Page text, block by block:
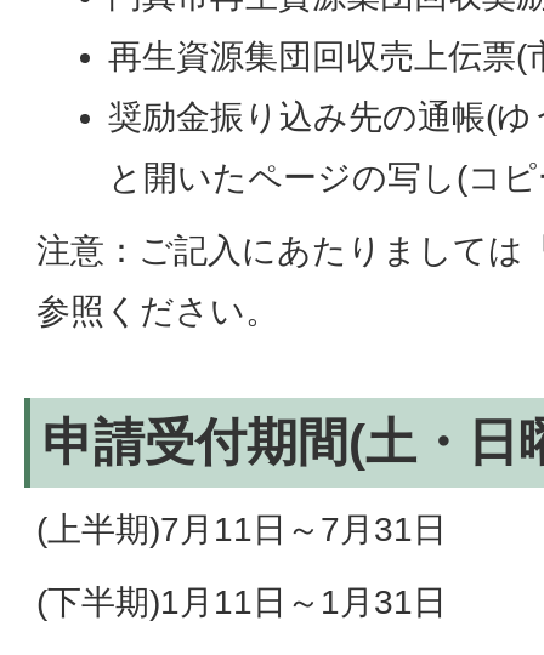
再生資源集団回収売上伝票(
奨励金振り込み先の通帳(
と開いたページの写し(コ
注意：ご記入にあたりましては
参照ください。
申請受付期間(土・日
(上半期)7月11日～7月31日
(下半期)1月11日～1月31日